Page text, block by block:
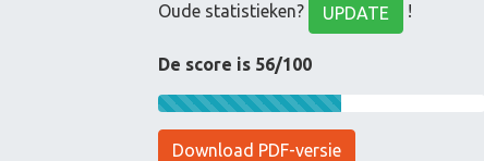
Oude statistieken? UPDATE !
De score is 56/100
Download PDF-versie